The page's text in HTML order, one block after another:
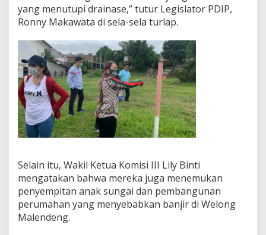
yang menutupi drainase,” tutur Legislator PDIP,
Ronny Makawata di sela-sela turlap.
Selain itu, Wakil Ketua Komisi III Lily Binti
mengatakan bahwa mereka juga menemukan
penyempitan anak sungai dan pembangunan
perumahan yang menyebabkan banjir di Welong
Malendeng.